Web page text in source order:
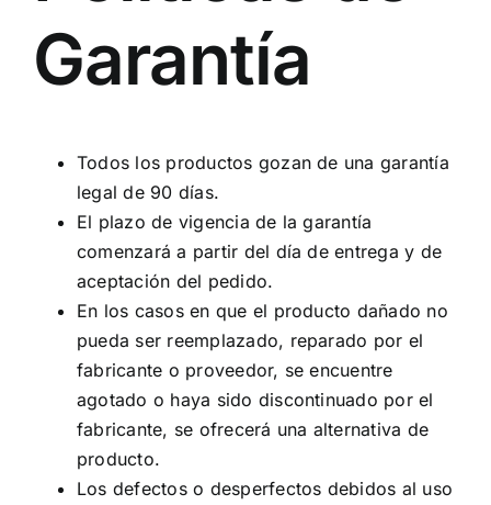
Garantía
Todos los productos gozan de una garantía
legal de 90 días.
El plazo de vigencia de la garantía
comenzará a partir del día de entrega y de
aceptación del pedido.
En los casos en que el producto dañado no
pueda ser reemplazado, reparado por el
fabricante o proveedor, se encuentre
agotado o haya sido discontinuado por el
fabricante, se ofrecerá una alternativa de
producto.
Los defectos o desperfectos debidos al uso